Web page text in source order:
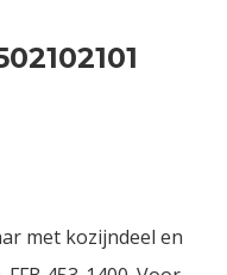
met kozijndeel en